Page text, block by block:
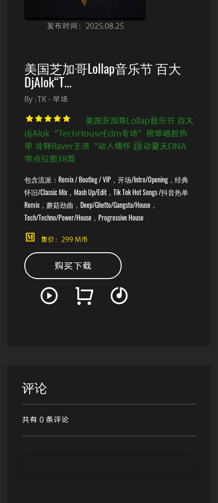
发布时间：2025.08.25
美国芝加哥Lollap音乐节 百大
DjAlok“T...
By : TK - 早场
美国芝加哥Lollap音乐节 百大
djAlok“TechHouseEdm专场”榜单唱腔热
单 诠释Raver主流“动人情怀 躁动夏天DNA
带点位图38首
包含流派：Remix / Bootleg / VIP，开场/Intro/Opening，经典
怀旧/Classic Mix，Mash Up/Edit，Tik Tok Hot Songs /抖音热单
Remix，蘑菇劲曲，Deep/Ghetto/Gangsta/House，
Tech/Techno/Power/House，Progressive House
售价：299 M币
购买下载
评论
共有 0 条评论